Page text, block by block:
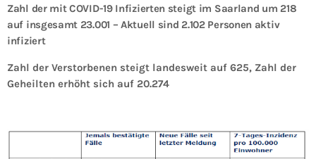
Zahl der mit COVID-19 Infizierten steigt im Saarland um 218
auf insgesamt 23.001 – Aktuell sind 2.102 Personen aktiv
infiziert
Zahl der Verstorbenen steigt landesweit auf 625, Zahl der
Geheilten erhöht sich auf 20.274